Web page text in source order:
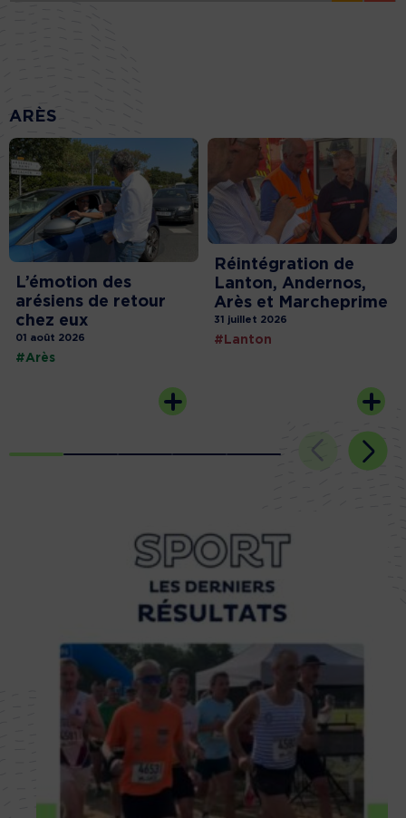
ARÈS
L’émotion des
arésiens de retour
chez eux
01 août 2026
#Arès
Réintégration de
Lanton, Andernos,
Arès et Marcheprime
31 juillet 2026
#Lanton